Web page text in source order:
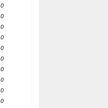
0
0
0
0
0
0
0
0
0
0